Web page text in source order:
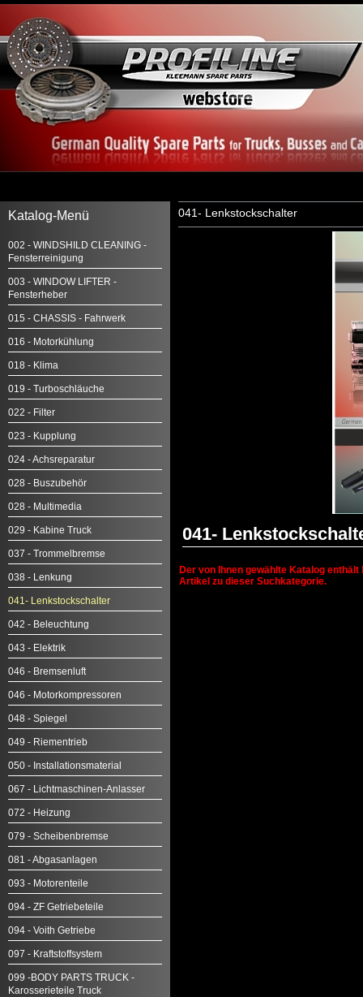
Katalog-Menü
002 - WINDSHILD CLEANING -
Fensterreinigung
003 - WINDOW LIFTER -
Fensterheber
015 - CHASSIS - Fahrwerk
016 - Motorkühlung
018 - Klima
019 - Turboschläuche
022 - Filter
023 - Kupplung
024 - Achsreparatur
028 - Buszubehör
028 - Multimedia
029 - Kabine Truck
037 - Trommelbremse
038 - Lenkung
041- Lenkstockschalter
042 - Beleuchtung
043 - Elektrik
046 - Bremsenluft
046 - Motorkompressoren
048 - Spiegel
049 - Riementrieb
050 - Installationsmaterial
067 - Lichtmaschinen-Anlasser
072 - Heizung
079 - Scheibenbremse
081 - Abgasanlagen
093 - Motorenteile
094 - ZF Getriebeteile
094 - Voith Getriebe
097 - Kraftstoffsystem
099 -BODY PARTS TRUCK -
Karosserieteile Truck
041- Lenkstockschalter
041-
Der von Ihnen gewählte Katalog
Artikel zu dieser Suchkategorie.